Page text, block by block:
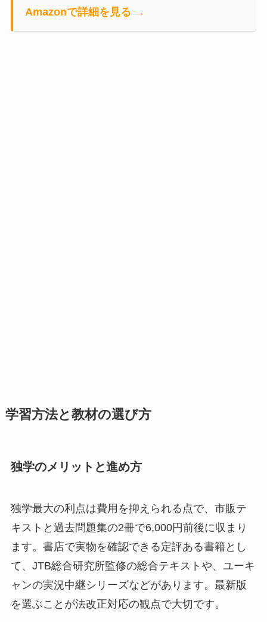
Amazonで詳細を見る →
学習方法と教材の選び方
独学のメリットと進め方
独学最大の利点は費用を抑えられる点で、市販テ
キストと過去問題集の2冊で6,000円前後に収まり
ます。書店で実物を確認できる定評ある書籍とし
て、JTB総合研究所監修の総合テキストや、ユーキ
ャンの実況中継シリーズなどがあります。最新版
を選ぶことが法改正対応の観点で大切です。